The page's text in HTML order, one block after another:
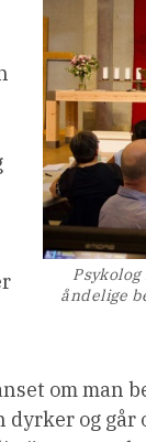
åndelige
om man
dyrker og